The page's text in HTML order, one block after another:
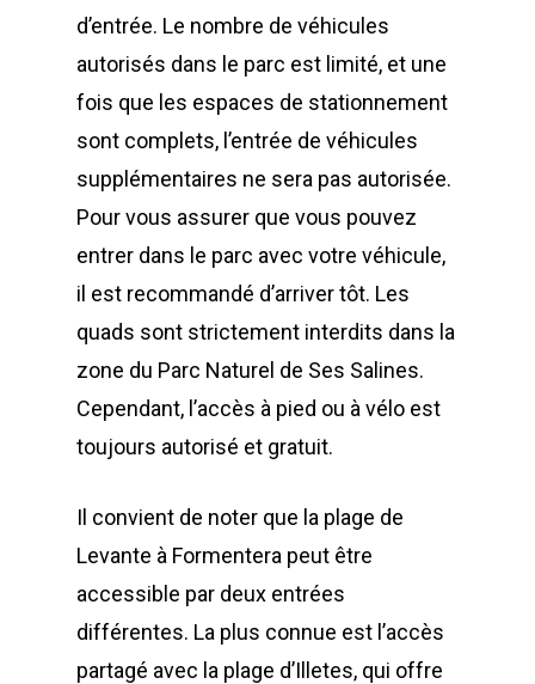
d’entrée. Le nombre de véhicules
autorisés dans le parc est limité, et une
fois que les espaces de stationnement
sont complets, l’entrée de véhicules
supplémentaires ne sera pas autorisée.
Pour vous assurer que vous pouvez
entrer dans le parc avec votre véhicule,
il est recommandé d’arriver tôt. Les
quads sont strictement interdits dans la
zone du Parc Naturel de Ses Salines.
Cependant, l’accès à pied ou à vélo est
toujours autorisé et gratuit.
Il convient de noter que la plage de
Levante à Formentera peut être
accessible par deux entrées
différentes. La plus connue est l’accès
partagé avec la plage d’Illetes, qui offre